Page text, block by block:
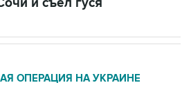
предприятие в